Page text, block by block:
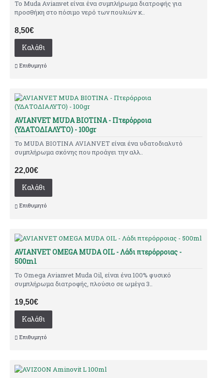
Το Muda Avianvet είναι ένα συμπλήρωμα διατροφής για
προσθήκη στο πόσιμο νερό των πουλιών κ..
8,50€
Καλάθι
Επιθυμητό
AVIANVET MUDA BIOTINA - Πτερόρροια
(ΥΔΑΤΟΔΙΑΛΥΤΟ) - 100gr
Το MUDA BIOTINA AVIANVET είναι ένα υδατοδιαλυτό
συμπλήρωμα σκόνης που προάγει την αλλ..
22,00€
Καλάθι
Επιθυμητό
AVIANVET OMEGA MUDA OIL - Λάδι πτερόρροιας -
500ml
Το Omega Avianvet Muda Oil, είναι ένα 100% φυσικό
συμπλήρωμα διατροφής, πλούσιο σε ωμέγα 3..
19,50€
Καλάθι
Επιθυμητό